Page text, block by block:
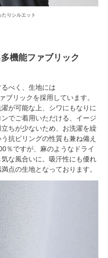
たりシルエット
機能ファブリック
べく、生地には
ブリックを採用しています。
が可能な上、シワにもなりに
でご着用いただける、イージ
ちが少ないため、お洗濯を繰
抗ピリングの性質も兼ね備え
％ですが、麻のようなドライ
な風合いに。吸汗性にも優れ
点の生地となっております。